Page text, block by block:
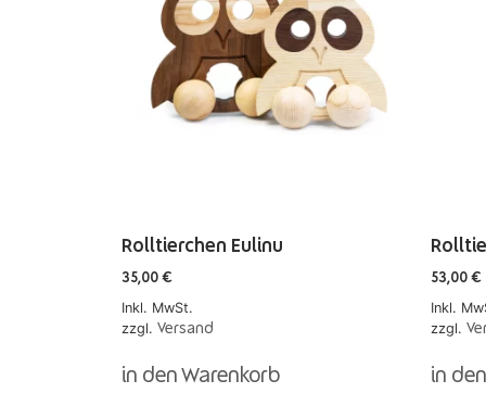
Rolltierchen Eulinu
35,00 €
Inkl. MwSt.
zzgl. Versand
in den Warenkorb
53,00 €
Inkl.
zzgl.
in